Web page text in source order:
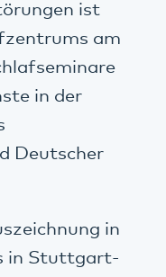
ist
am
in der
Deutscher
in
in Stuttgart-